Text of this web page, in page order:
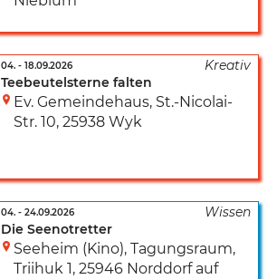
04. - 18.09.2026
Teebeutelsterne falten
Ev. Gemeindehaus, St.-Nicolai-
Str. 10, 25938 Wyk
04. - 24.09.2026
Die Seenotretter
Seeheim (Kino), Tagungsraum,
Triihuk 1, 25946 Norddorf auf